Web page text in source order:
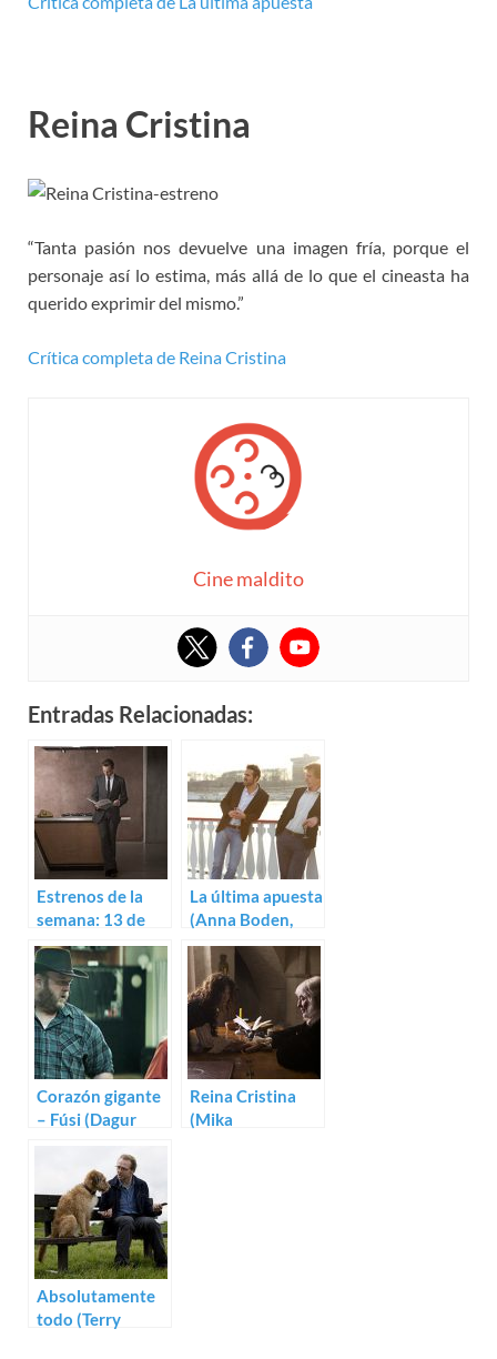
Reina Cristina
“Tanta pasión nos devuelve una imagen fría, porque el
personaje así lo estima, más allá de lo que el cineasta ha
querido exprimir del mismo.”
Crítica completa de Reina Cristina
Cine maldito
Entradas Relacionadas:
Estrenos de la
semana: 13 de
mayo (2016)
La última apuesta
(Anna Boden,
Ryan Fleck)
Corazón gigante
– Fúsi (Dagur
Reina Cristina
(Mika
Absolutamente
todo (Terry